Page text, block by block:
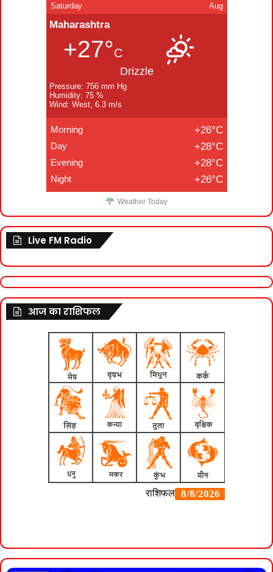
Saturday Aug
Maharashtra
+27°C
Drizzle
Pressure: 756 mm Hg
Humidity: 75 %
Wind: West, 6.3 m/s
Morning +26°C
Day +28°C
Evening +28°C
Night +26°C
Weather Today
Live FM Radio
आज का राशिफल